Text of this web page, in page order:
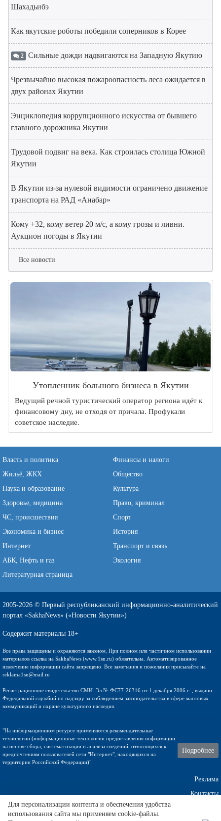
Шахадьибэ
Как якутские роботы победили соперников в Корее
2 Сильные дожди надвигаются на Западную Якутию
Чрезвычайно высокая пожароопасность леса ожидается в
двух районах Якутии
Энциклопедия коррупционного искусства от бывшего
главного дорожника Якутии
Трудовой подвиг на века. Как строилась столица Южной
Якутии
В Якутии из-за нулевой видимости ограничено движение
транспорта на РАД «Анабар»
Кому +32, кому ветер 20 м/с, а кому грозы и ливни.
Аукцион погоды в Якутии
Все новости
Утопленник большого бизнеса в Якутии
Ведущий речной туристический оператор региона идёт к
финансовому дну, не отходя от причала. Профукали
советское наследие.
Власть и политика
Финансы и налоги
Жильё, ЖКХ
Общество
Наука и образование
Культура
Здоровье, медицина
Право, криминал
ЧС, происшествия
Спорт
Экономика и бизнес
История
Интернет
Транспорт и связь
АБК, Нефть и газ
Экология
Литературная страница
2005-2026 © Первый республиканский информационно-аналитический
портал «SakhaNews» («Новости Якутии»)
Содержит материалы 18+
Все права защищены и охраняются законом. При полном или частичном использовании
материалов ссылка на SakhaNews (www.1sn.ru) обязательна. Автоматизированное
извлечение информации сайта запрещено. Все замечания и пожелания присылайте на
reklama1sn@mail.ru
Регистрационное свидетельство СМИ: Эл № ФС77-26316 от 1 декабря 2006 г. , выдано
Федедальной службой по надзору за соблюдением законодательства в сфере массовых
коммуникаций и охране культурного наследия.
"На информационном ресурсе применяются рекомендательные
технологии (информационные технологии предоставления информации
на основе сбора, систематизации и анализа сведений, относящихся к
предпочтениям пользователей сети "Интернет", находящихся на
территории Российской Федерации)".
Подробнее
Реклама
Контакты
Техническа поддержка
Для персонализации контента и обеспечения удобства
использования сайта мы применяем cookie-файлы.